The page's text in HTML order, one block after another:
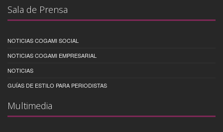
Sala de Prensa
NOTICIAS COGAMI SOCIAL
NOTICIAS COGAMI EMPRESARIAL
NOTICIAS
GUÍAS DE ESTILO PARA PERIODISTAS
Multimedia